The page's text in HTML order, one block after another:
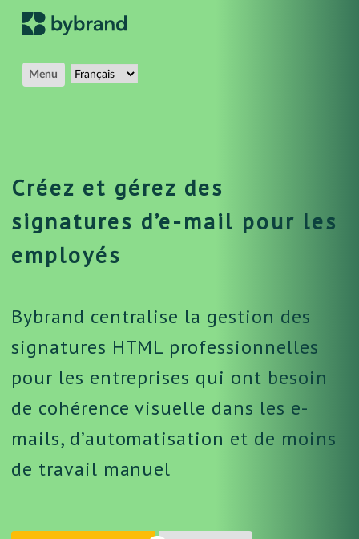
Menu
Créez et gérez des
signatures d’e-mail pour les
employés
Bybrand centralise la gestion des
signatures HTML professionnelles
pour les entreprises qui ont besoin
de cohérence visuelle dans les e-
mails, d’automatisation et de moins
de travail manuel